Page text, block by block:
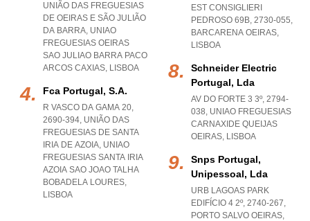
UNIÃO DAS FREGUESIAS
DE OEIRAS E SÃO JULIÃO
DA BARRA, UNIAO
FREGUESIAS OEIRAS
SAO JULIAO BARRA PACO
ARCOS CAXIAS, LISBOA
Fca Portugal, S.a.
R VASCO DA GAMA 20,
2690-394, UNIÃO DAS
FREGUESIAS DE SANTA
IRIA DE AZOIA, UNIAO
FREGUESIAS SANTA IRIA
AZOIA SAO JOAO TALHA
BOBADELA LOURES,
LISBOA
EST CONSIGLIERI
PEDROSO 69B, 2730-055,
BARCARENA OEIRAS,
LISBOA
Schneider Electric
Portugal, Lda
AV DO FORTE 3 3º, 2794-
038, UNIAO FREGUESIAS
CARNAXIDE QUEIJAS
OEIRAS, LISBOA
Snps Portugal,
Unipessoal, Lda
URB LAGOAS PARK
EDIFÍCIO 4 2º, 2740-267,
PORTO SALVO OEIRAS,